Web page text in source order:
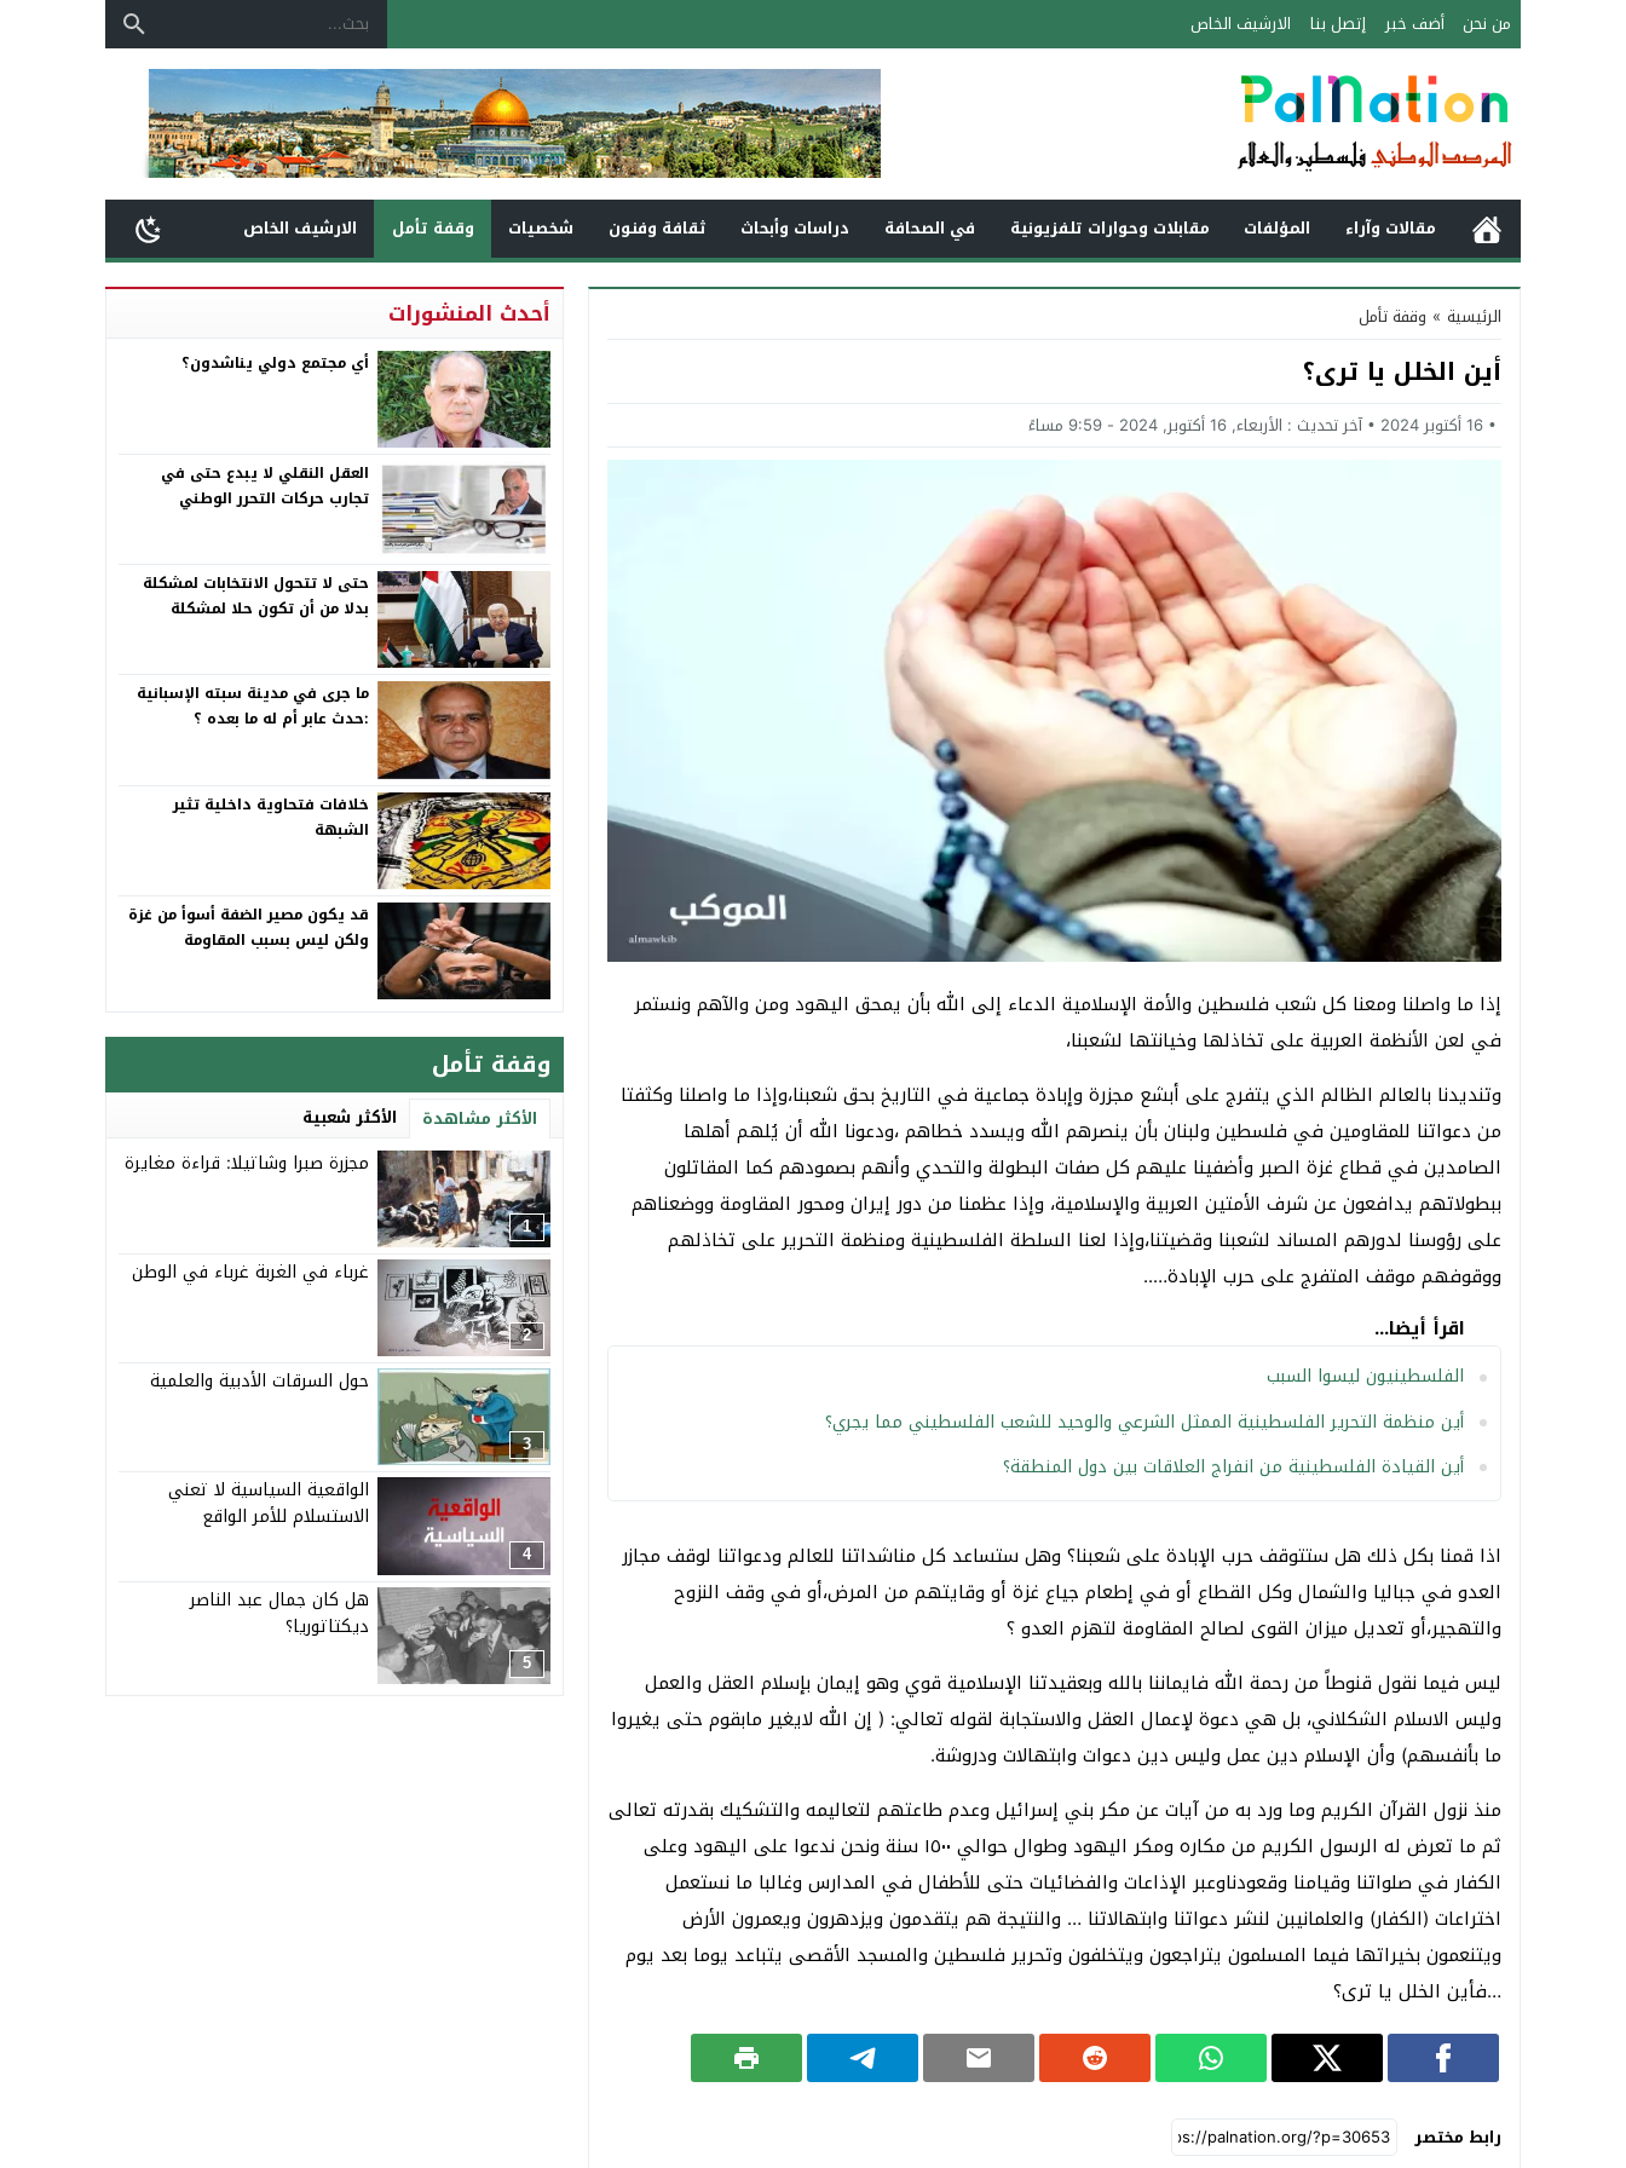
من نحن أضف خبر إتصل بنا الارشيف الخاص
مقالات وآراء المؤلفات مقابلات وحوارات تلفزيونية في الصحافة دراسات وأبحاث ثقافة وفنون شخصيات وقفة تأمل الارشيف الخاص
الرئيسية » وقفة تأمل
أين الخلل يا ترى؟
16 أكتوبر 2024 آخر تحديث : الأربعاء, 16 أكتوبر, 2024 - 9:59 مساءً
إذا ما واصلنا ومعنا كل شعب فلسطين والأمة الإسلامية الدعاء إلى الله بأن يمحق اليهود ومن والآهم ونستمر
في لعن الأنظمة العربية على تخاذلها وخيانتها لشعبنا،
وتنديدنا بالعالم الظالم الذي يتفرج على أبشع مجزرة وإبادة جماعية في التاريخ بحق شعبنا،وإذا ما واصلنا وكثفتا
من دعواتنا للمقاومين في فلسطين ولبنان بأن ينصرهم الله ويسدد خطاهم ،ودعونا الله أن يُلهم أهلها
الصامدين في قطاع غزة الصبر وأضفينا عليهم كل صفات البطولة والتحدي وأنهم بصمودهم كما المقاتلون
ببطولاتهم يدافعون عن شرف الأمتين العربية والإسلامية، وإذا عظمنا من دور إيران ومحور المقاومة ووضعناهم
على رؤوسنا لدورهم المساند لشعبنا وقضيتنا،وإذا لعنا السلطة الفلسطينية ومنظمة التحرير على تخاذلهم
ووقوفهم موقف المتفرج على حرب الإبادة…..
اقرأ أيضا...
الفلسطينيون ليسوا السبب
أين منظمة التحرير الفلسطينية الممثل الشرعي والوحيد للشعب الفلسطيني مما يجري؟
أين القيادة الفلسطينية من انفراج العلاقات بين دول المنطقة؟
اذا قمنا بكل ذلك هل ستتوقف حرب الإبادة على شعبنا؟ وهل ستساعد كل مناشداتنا للعالم ودعواتنا لوقف مجازر
العدو في جباليا والشمال وكل القطاع أو في إطعام جياع غزة أو وقايتهم من المرض،أو في وقف النزوح
والتهجير،أو تعديل ميزان القوى لصالح المقاومة لتهزم العدو ؟
ليس فيما نقول قنوطاً من رحمة الله فايماننا بالله وبعقيدتنا الإسلامية قوي وهو إيمان بإسلام العقل والعمل
وليس الاسلام الشكلاني، بل هي دعوة لإعمال العقل والاستجابة لقوله تعالي: ( إن الله لايغير مابقوم حتى يغيروا
ما بأنفسهم) وأن الإسلام دين عمل وليس دين دعوات وابتهالات ودروشة.
منذ نزول القرآن الكريم وما ورد به من آيات عن مكر بني إسرائيل وعدم طاعتهم لتعاليمه والتشكيك بقدرته تعالى
ثم ما تعرض له الرسول الكريم من مكاره ومكر اليهود وطوال حوالي ١٥٠٠ سنة ونحن ندعوا على اليهود وعلى
الكفار في صلواتنا وقيامنا وقعودناوعبر الإذاعات والفضائيات حتى للأطفال في المدارس وغالبا ما نستعمل
اختراعات (الكفار) والعلمانيبن لنشر دعواتنا وابتهالاتنا … والنتيجة هم يتقدمون ويزدهرون ويعمرون الأرض
ويتنعمون بخيراتها فيما المسلمون يتراجعون ويتخلفون وتحرير فلسطين والمسجد الأقصى يتباعد يوما بعد يوم
…فأين الخلل يا ترى؟
رابط مختصر
أحدث المنشورات
أي مجتمع دولي يناشدون؟
العقل النقلي لا يبدع حتى في
تجارب حركات التحرر الوطني
حتى لا تتحول الانتخابات لمشكلة
بدلا من أن تكون حلا لمشكلة
ما جرى في مدينة سبته الإسبانية
:حدث عابر أم له ما بعده ؟
خلافات فتحاوية داخلية تثير
الشبهة
قد يكون مصير الضفة أسوأ من غزة
ولكن ليس بسبب المقاومة
وقفة تأمل
الأكثر مشاهدة الأكثر شعبية
1
مجزرة صبرا وشاتيلا: قراءة مغايرة
2
غرباء في الغربة غرباء في الوطن
3
حول السرقات الأدبية والعلمية
4
الواقعية السياسية لا تعني
الاستسلام للأمر الواقع
5
هل كان جمال عبد الناصر
ديكتاتوريا؟